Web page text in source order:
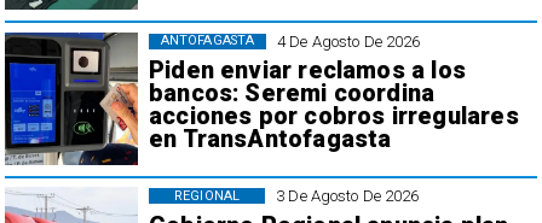
4 De Agosto De 2026
Piden enviar reclamos a los
bancos: Seremi coordina
acciones por cobros irregulares
en TransAntofagasta
ANTOFAGASTA
3 De Agosto De 2026
REGIONAL